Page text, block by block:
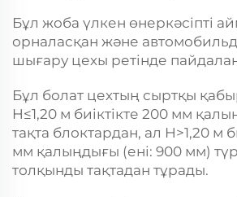
Бұл жоба үлкен өнеркәсіпті
орналасқан және
шығару цехы ретінде
Бұл болат цехтың сыртқы
H≤1,20 м биіктікте 200 мм
тақта блоктардан, ал H>1,20 м
мм қалыңдығы (ені: 900 мм)
толқынды тақтадан тұрады.